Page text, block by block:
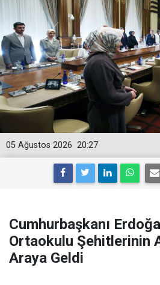
20:27
05 Ağustos 2026
Cumhurbaşkanı
Ortaokulu Şehitlerinin
Araya Geldi